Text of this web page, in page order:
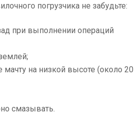
погрузчика не забудьте:
при выполнении операций
на низкой высоте (около 20
смазывать.